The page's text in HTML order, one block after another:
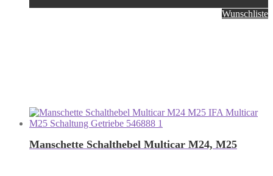
Wunschliste
Manschette Schalthebel Multicar M24, M25